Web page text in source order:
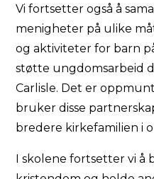
Vi fortsetter også å
menigheter på ulike
og aktiviteter for barn
støtte ungdomsarbeid
Carlisle. Det er
bruker disse
bredere kirkefamilien i
I skolene fortsetter vi å